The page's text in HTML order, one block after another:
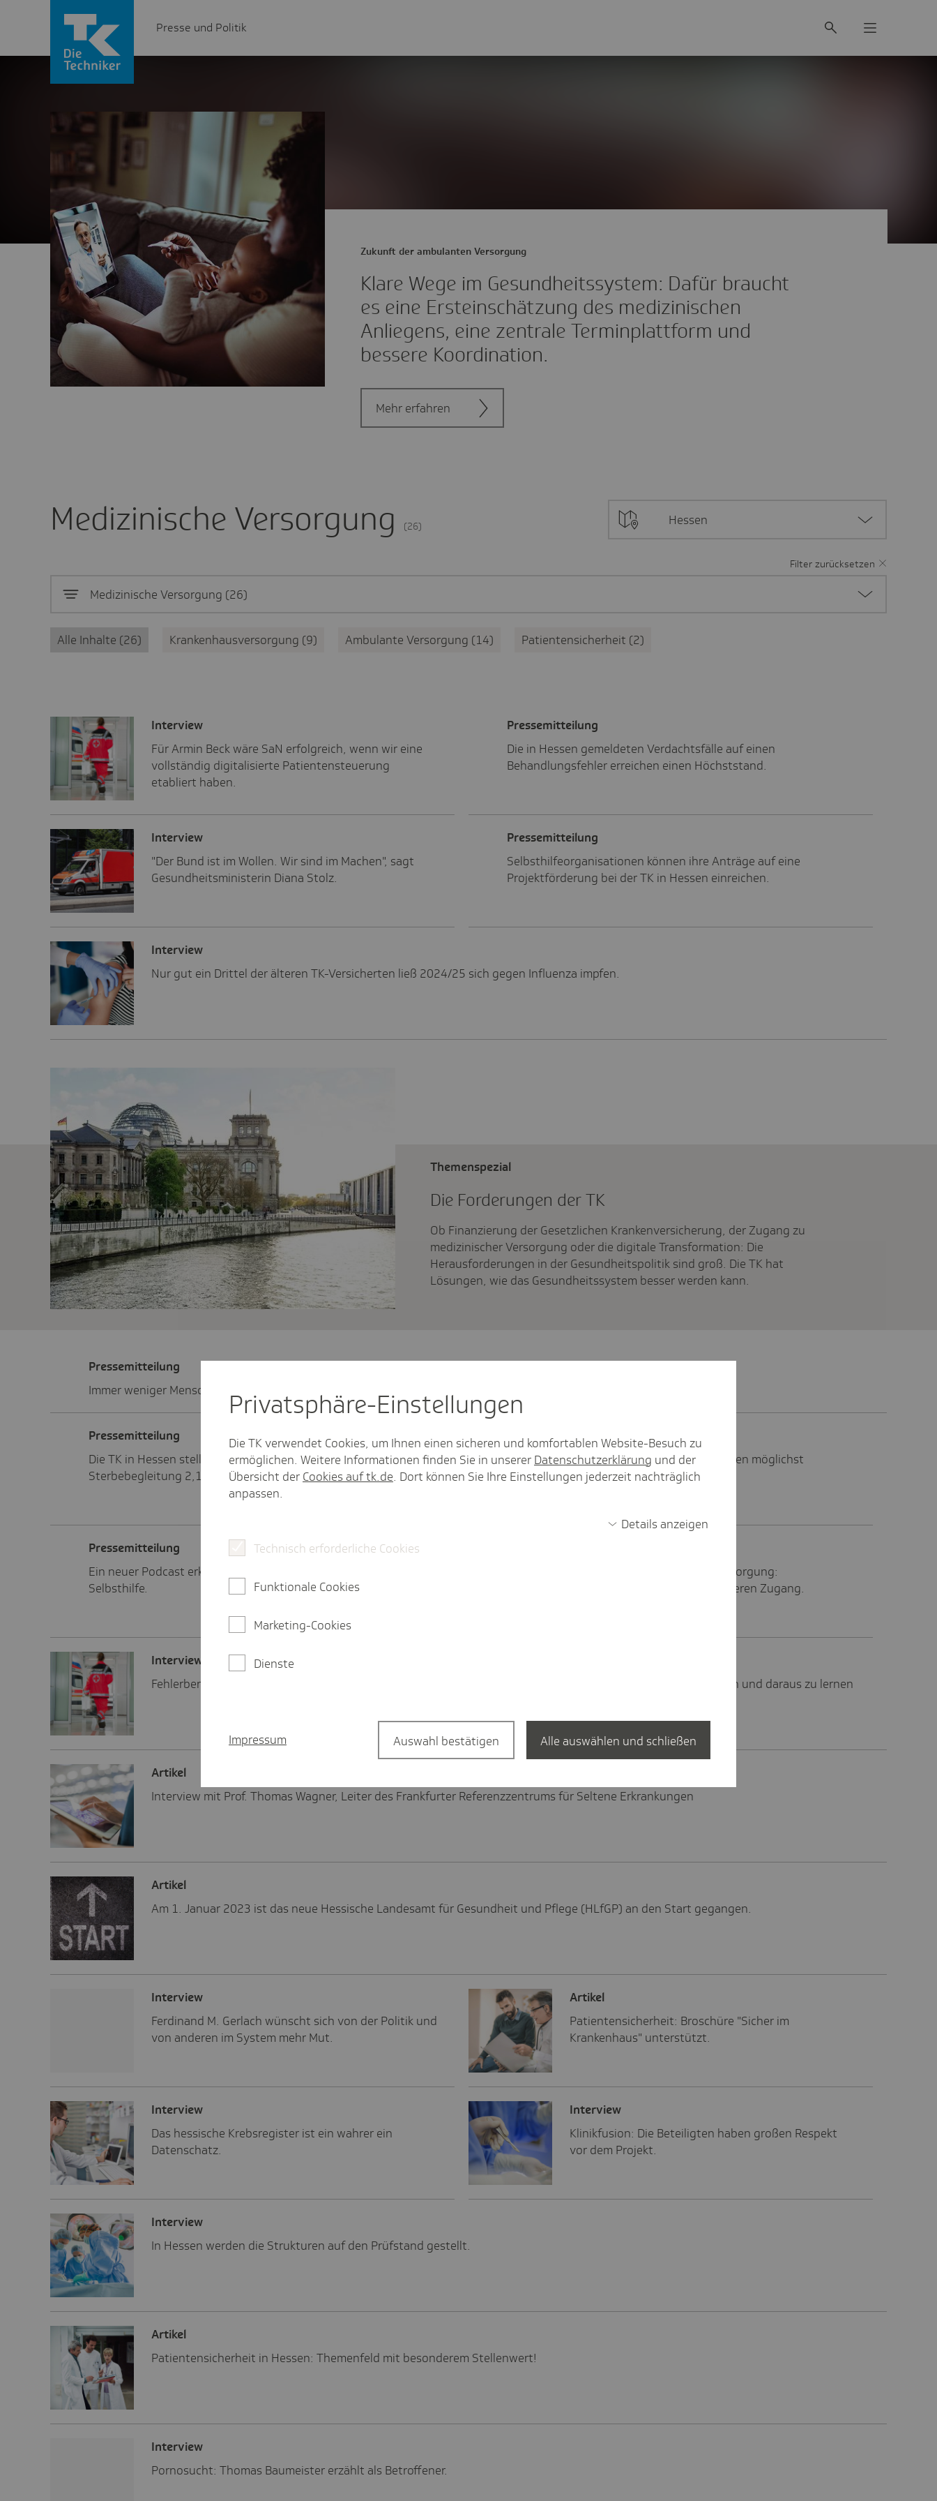
Presse und Politik
Klare Wege im Gesundheitssystem: Dafür braucht
es eine Ersteinschätzung des medizinischen
Anliegens, eine zentrale Terminplattform und
bessere Koordination.
Zukunft der ambulanten Versorgung
Mehr erfahren
Medizinische Versorgung (26)
Filter zurücksetzen
Medizinische Versorgung 26
Alle Inhalte 26 Krankenhausversorgung 9 Ambulante Versorgung 14 Patientensicherheit 2
Hessen
Inter­view
Für Armin Beck wäre SaN erfolgreich, wenn wir eine
vollständig digitalisierte Patientensteuerung
etabliert haben.
Pres­se­mit­tei­lung
Die in Hessen gemeldeten Verdachtsfälle auf einen
Behandlungsfehler erreichen einen Höchststand.
Inter­view
"Der Bund ist im Wollen. Wir sind im Machen", sagt
Gesundheitsministerin Diana Stolz.
Pres­se­mit­tei­lung
Selbsthilfeorganisationen können ihre Anträge auf eine
Projektförderung bei der TK in Hessen einreichen.
Inter­view
Nur gut ein Drittel der älteren TK-Versicherten ließ 2024/25 sich gegen Influenza impfen.
Die Forde­rungen der TK
Themenspezial
Ob Finanzierung der Gesetzlichen Krankenversicherung, der Zugang zu
medizinischer Versorgung oder die digitale Transformation: Die
Herausforderungen in der Gesundheitspolitik sind groß. Die TK hat
Lösungen, wie das Gesundheitssystem besser werden kann.
Pres­se­mit­tei­lung
Immer weniger Menschen in Hessen nutzen die Grippeschutzimpfung.
Pres­se­mit­tei­lung
Die TK in Hessen stellt für die qualifizierte ehrenamtliche
Sterbebegleitung 2,1 Millionen Euro zur Verfügung.
Artikel
Bandscheibenoperationen sollten möglichst
vermieden werden.
Pres­se­mit­tei­lung
Ein neuer Podcast erklärt Mediensucht und gibt Tipps zur
Selbsthilfe.
Zukunft der medizinischen Versorgung:
Digitalisierung ermöglicht besseren Zugang.
Inter­view
Fehlerberichts- und Lernsystem ermöglichen es Behandlungsteams, Risiken in Arbeitsabläufen zu identifizieren und daraus zu lernen
Artikel
Interview mit Prof. Thomas Wagner, Leiter des Frankfurter Referenzzentrums für Seltene Erkrankungen
Artikel
Am 1. Januar 2023 ist das neue Hessische Landesamt für Gesundheit und Pflege (HLfGP) an den Start gegangen.
Inter­view
Ferdinand M. Gerlach wünscht sich von der Politik und
von anderen im System mehr Mut.
Artikel
Patientensicherheit: Broschüre "Sicher im
Krankenhaus" unterstützt.
Inter­view
Das hessische Krebsregister ist ein wahrer ein
Datenschatz.
Inter­view
Klinikfusion: Die Beteiligten haben großen Respekt
vor dem Projekt.
Inter­view
In Hessen werden die Strukturen auf den Prüfstand gestellt.
Artikel
Patientensicherheit in Hessen: Themenfeld mit besonderem Stellenwert!
Inter­view
Pornosucht: Thomas Baumeister erzählt als Betroffener.
Privat­sphäre-Einstel­lungen
Die TK verwendet Cookies, um Ihnen einen sicheren und komfortablen Website-Besuch zu
ermöglichen. Weitere Informationen finden Sie in unserer Datenschutzerklärung und der
Übersicht der Cookies auf tk.de. Dort können Sie Ihre Einstellungen jederzeit nachträglich
anpassen.
Details anzeigen
Technisch erforderliche Cookies
Funktionale Cookies
Marketing-Cookies
Dienste
Impressum Auswahl bestätigen Alle auswählen und schließen